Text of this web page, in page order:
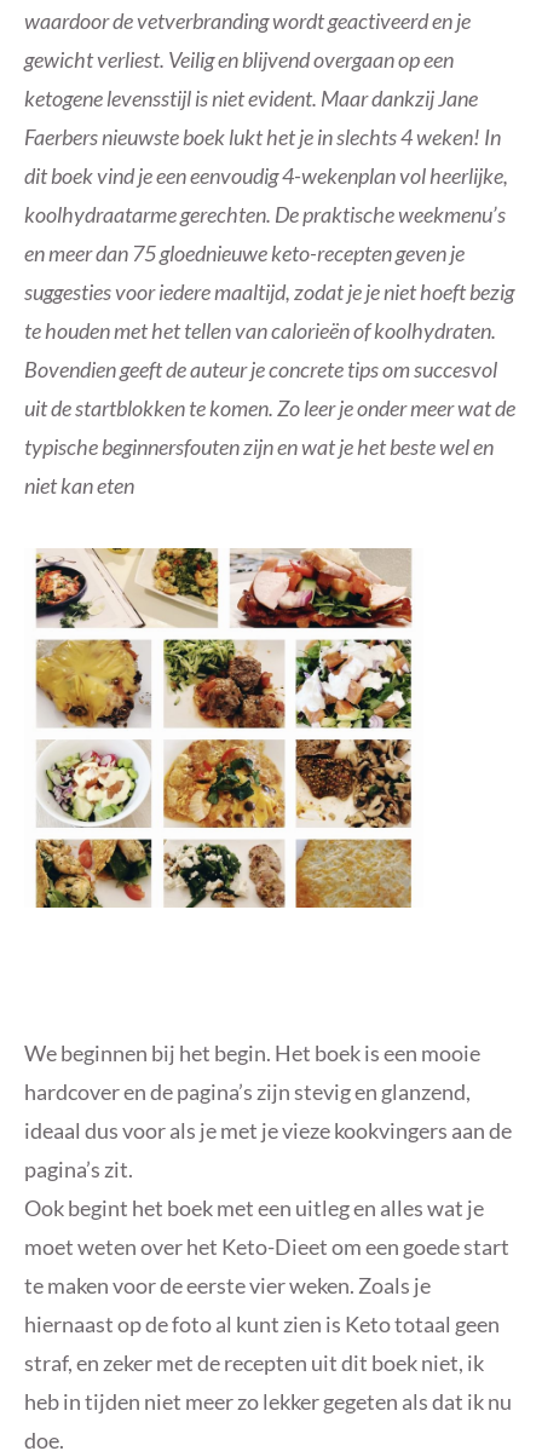
waardoor de vetverbranding wordt geactiveerd en je
gewicht verliest. Veilig en blijvend overgaan op een
ketogene levensstijl is niet evident. Maar dankzij Jane
Faerbers nieuwste boek lukt het je in slechts 4 weken! In
dit boek vind je een eenvoudig 4-wekenplan vol heerlijke,
koolhydraatarme gerechten. De praktische weekmenu’s
en meer dan 75 gloednieuwe keto-recepten geven je
suggesties voor iedere maaltijd, zodat je je niet hoeft bezig
te houden met het tellen van calorieën of koolhydraten.
Bovendien geeft de auteur je concrete tips om succesvol
uit de startblokken te komen. Zo leer je onder meer wat de
typische beginnersfouten zijn en wat je het beste wel en
niet kan eten
We beginnen bij het begin. Het boek is een mooie
hardcover en de pagina’s zijn stevig en glanzend,
ideaal dus voor als je met je vieze kookvingers aan de
pagina’s zit.
Ook begint het boek met een uitleg en alles wat je
moet weten over het Keto-Dieet om een goede start
te maken voor de eerste vier weken. Zoals je
hiernaast op de foto al kunt zien is Keto totaal geen
straf, en zeker met de recepten uit dit boek niet, ik
heb in tijden niet meer zo lekker gegeten als dat ik nu
doe.